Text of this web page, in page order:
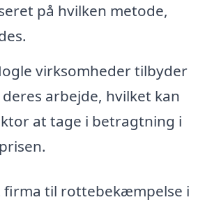
på hvilken metode,
virksomheder tilbyder
arbejde, hvilket kan
at tage i betragtning i
firma til rottebekæmpelse i